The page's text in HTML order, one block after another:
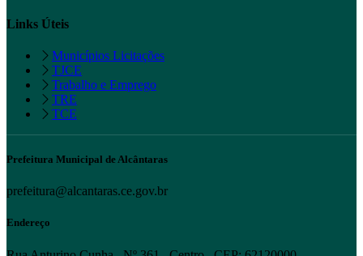
Links Úteis
Municípios Licitações
TJCE
Trabalho e Emprego
TRE
TCE
Prefeitura Municipal de Alcântaras
prefeitura@alcantaras.ce.gov.br
Endereço